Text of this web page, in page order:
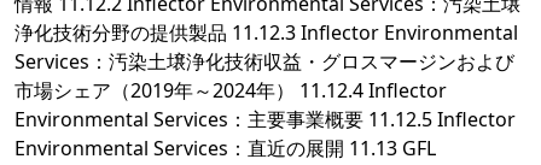
浄化技術分野の提供製品 11.12.3 Inflector Environmental
Services：汚染土壌浄化技術収益・グロスマージンおよび
市場シェア（2019年～2024年） 11.12.4 Inflector
Environmental Services：主要事業概要 11.12.5 Inflector
Environmental Services：直近の展開 11.13 GFL